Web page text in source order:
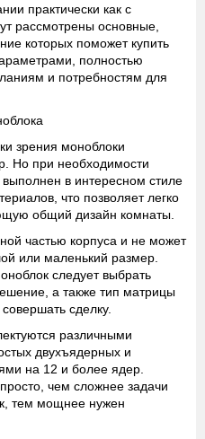
практически как с
рассмотрены основные,
которых поможет купить
полностью
и потребностям для
зрения моноблоки
Но при необходимости
в интересном стиле
что позволяет легко
общий дизайн комнаты.
частью корпуса и не может
или маленький размер.
следует выбрать
а также тип матрицы
сделку.
различными
двухъядерных и
на 12 и более ядер.
чем сложнее задачи
тем мощнее нужен